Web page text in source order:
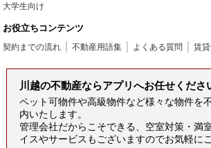
大学生向け
お役立ちコンテンツ
契約までの流れ 不動産用語集 よくある質問 賃
川越の不動産ならアプリへお任せくださ
ペット可物件や高級物件など様々な物件を
内いたします。
管理会社だからこそできる、空室対策・満
イスやサービスもございますのでお気軽に